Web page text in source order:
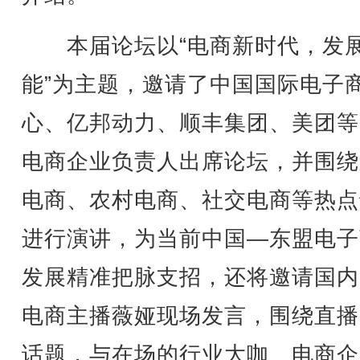
本届论坛以“电商新时代，发
能”为主题，邀请了中国国际电子
心、亿邦动力、顺丰集团、美团
电商企业负责人出席论坛，并围
电商、农村电商、社交电商等热
进行演讲，为当前中国—东盟电
发展精准把脉支招，还将邀请国
电商主播薇娅现场发言，围绕直
话题，与在场的行业大咖、电商